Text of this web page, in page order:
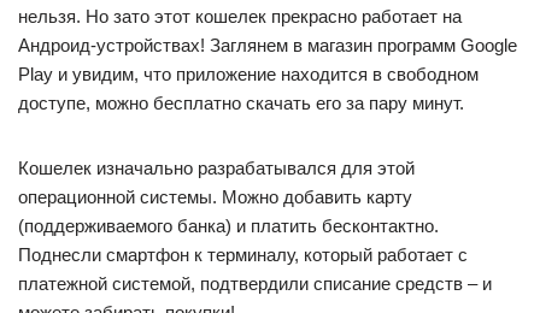
нельзя. Но зато этот кошелек прекрасно работает на
Андроид-устройствах! Заглянем в магазин программ Google
Play и увидим, что приложение находится в свободном
доступе, можно бесплатно скачать его за пару минут.
Кошелек изначально разрабатывался для этой
операционной системы. Можно добавить карту
(поддерживаемого банка) и платить бесконтактно.
Поднесли смартфон к терминалу, который работает с
платежной системой, подтвердили списание средств – и